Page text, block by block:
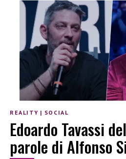
REALITY | SOCIAL
Edoardo Tavassi
parole di Alfonso